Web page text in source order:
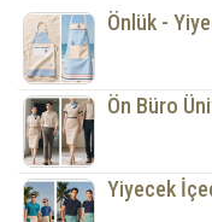
Önlük -
Ön Büro
Yiyecek